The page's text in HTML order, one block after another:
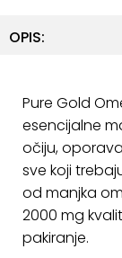
ostalo
torbe
ruksaci
Igre
Razonoda
OPIS:
Pure Gold
esencijalne
očiju,
sve koji
od manjka
2000 mg
pakiranje.